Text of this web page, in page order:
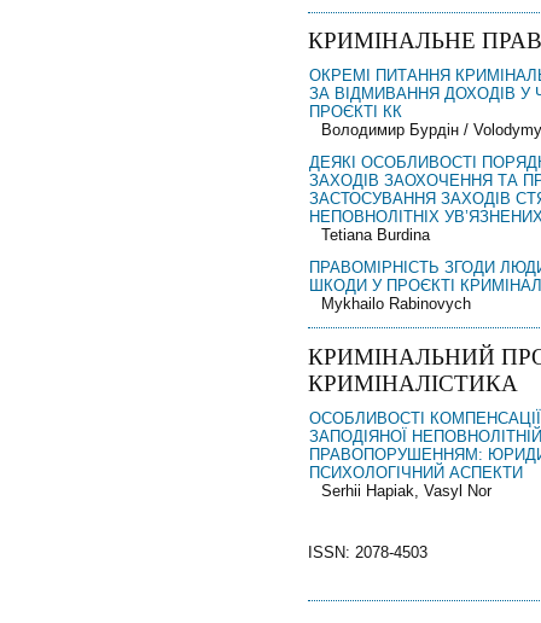
КРИМІНАЛЬНЕ
ОКРЕМІ ПИТАННЯ
ЗА ВІДМИВАННЯ ДОХОДІВ У
ПРОЄКТІ КК
Володимир Бурдін /
ДЕЯКІ ОСОБЛИВОСТІ
ЗАХОДІВ ЗАОХОЧЕННЯ ТА
ЗАСТОСУВАННЯ ЗАХОДІВ
НЕПОВНОЛІТНІХ
Tetiana Burdina
ПРАВОМІРНІСТЬ ЗГОДИ
ШКОДИ У ПРОЄКТІ
Mykhailo Rabinovych
КРИМІНАЛЬНИЙ
КРИМІНАЛІСТИКА
ОСОБЛИВОСТІ
ЗАПОДІЯНОЇ
ПРАВОПОРУШЕННЯМ:
ПСИХОЛОГІЧНИЙ АСПЕКТИ
Serhii Hapiak, Vasyl Nor
ISSN: 2078-4503